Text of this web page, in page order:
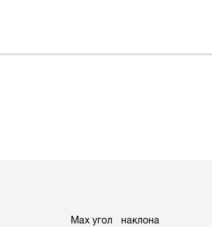
Max угол наклона